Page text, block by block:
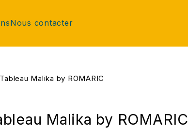
Nous contacter
Tableau Malika by ROMARIC
Malika by ROMARIC